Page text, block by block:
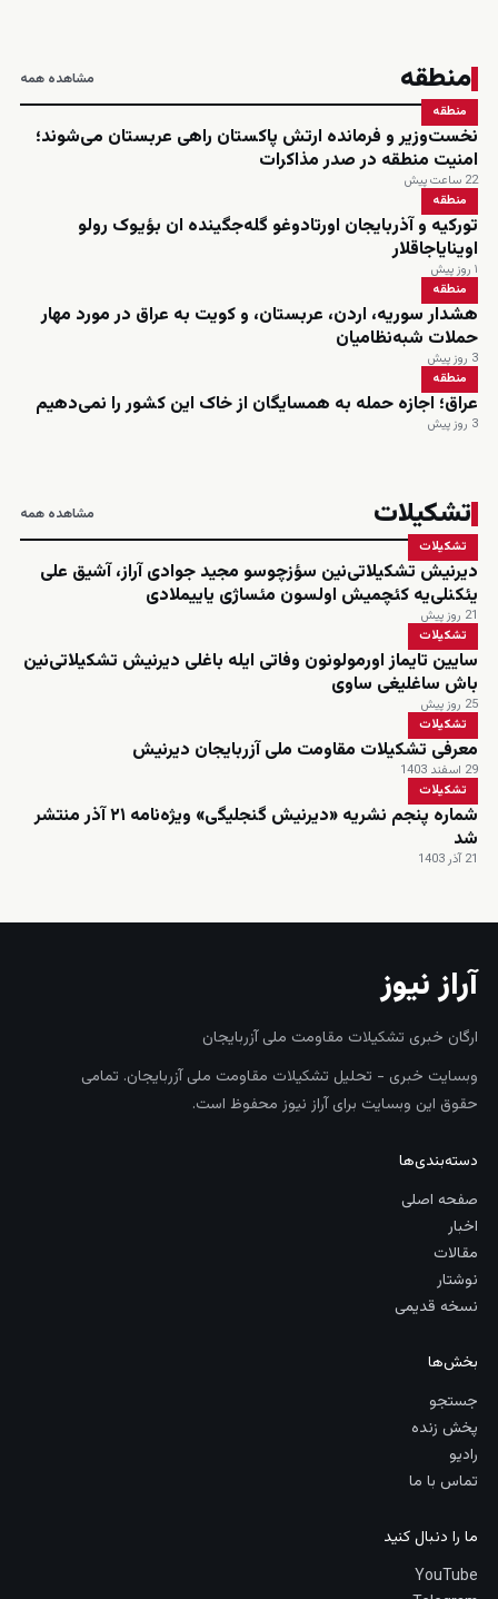
منطقه مشاهده همه
منطقه
نخست‌وزیر و فرمانده ارتش پاکستان راهی عربستان می‌شوند؛
امنیت منطقه در صدر مذاکرات
22 ساعت پیش
منطقه
تورکیه و آذربایجان اورتادوغو گله‌جگینده ان بؤیوک رولو
اوینایاجاقلار
۱ روز پیش
منطقه
هشدار سوریه، اردن، عربستان، و کویت به عراق در مورد مهار
حملات شبه‌نظامیان
3 روز پیش
منطقه
عراق؛ اجازه حمله به همسایگان از خاک این کشور را نمی‌دهیم
3 روز پیش
تشکیلات مشاهده همه
تشکیلات
دیرنیش تشکیلاتی‌نین سؤزچوسو مجید جوادی آراز، آشیق علی
یئکنلی‌یه کئچمیش اولسون مئساژی یاییملادی
21 روز پیش
تشکیلات
سایین تایماز اورمولونون وفاتی ایله باغلی دیرنیش تشکیلاتی‌نین
باش ساغلیغی ساوی
25 روز پیش
تشکیلات
معرفی تشکیلات مقاومت ملی آزربایجان دیرنیش
29 اسفند 1403
تشکیلات
شماره پنجم نشریه «دیرنیش گنجلیگی» ویژه‌نامه ۲۱ آذر منتشر
شد
21 آذر 1403
آراز نیوز
ارگان خبری تشکیلات مقاومت ملی آزربایجان
وبسایت خبری - تحلیل تشکیلات مقاومت ملی آزربایجان. تمامی
حقوق این وبسایت برای آراز نیوز محفوظ است.
دسته‌بندی‌ها
صفحه اصلی
اخبار
مقالات
نوشتار
نسخه قدیمی
بخش‌ها
جستجو
پخش زنده
رادیو
تماس با ما
ما را دنبال کنید
YouTube